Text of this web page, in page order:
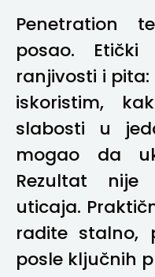
Penetration
posao.
ranjivosti i
iskoristim,
slabosti u
mogao da
Rezultat
uticaja.
radite stalno,
posle ključnih